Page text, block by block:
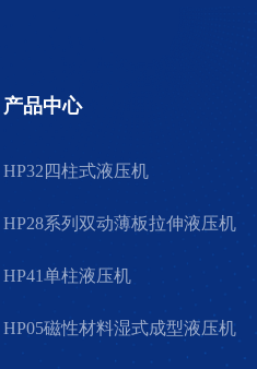
产品中心
HP32四柱式液压机
HP28系列双动薄板拉伸液压机
HP41单柱液压机
HP05磁性材料湿式成型液压机